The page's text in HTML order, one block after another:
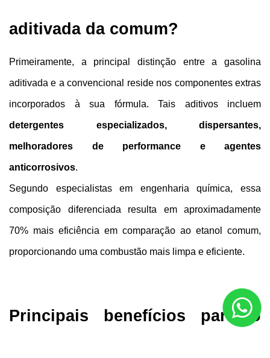
aditivada da comum?
Primeiramente, a principal distinção entre a gasolina
aditivada e a convencional reside nos componentes extras
detergentes especializados, dispersantes,
melhoradores de performance e agentes
anticorrosivos.
Segundo especialistas em engenharia química, essa
composição diferenciada resulta em aproximadamente
70% mais eficiência em comparação ao etanol comum,
proporcionando uma combustão mais limpa e eficiente.
Principais benefícios para o